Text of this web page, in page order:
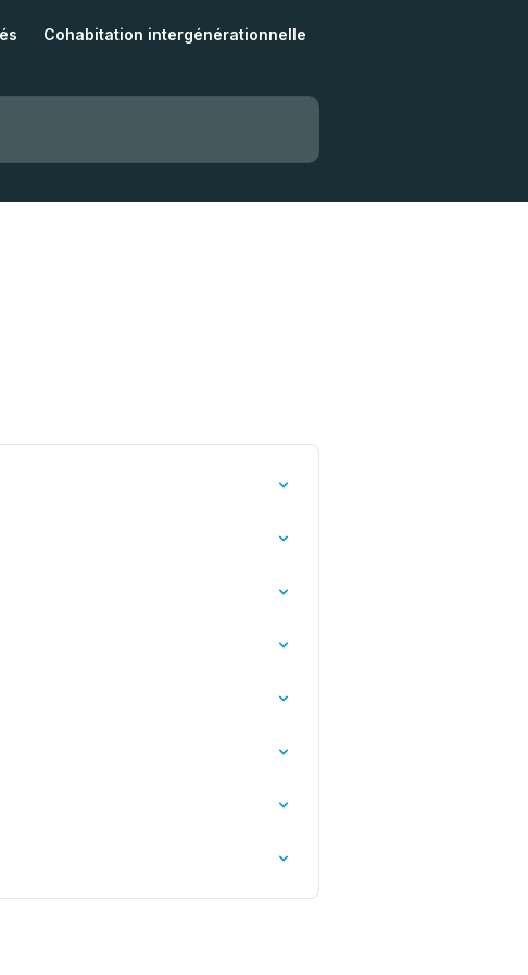
Cohabitation intergénérationnelle